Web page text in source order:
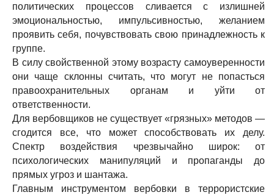
политических процессов сливается с излишней
эмоциональностью, импульсивностью, желанием
проявить себя, почувствовать свою принадлежность к
гpyппe.
В силу свойственной этому возрасту самоуверенности
они чаще склонны считать, что могут не попасться
правоохранительных органам и уйти от
ответственности.
Для вербовщиков не существует «грязных» методов —
сгодится все, что может способствовать их делу.
Спектр воздействия чрезвычайно широк: от
психологических манипуляций и пропаганды до
прямых угроз и шантажа.
Главным инструментом вербовки в террористские